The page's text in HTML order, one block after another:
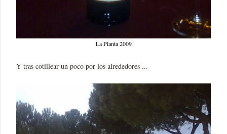
La Planta 2009
Y tras cotillear un poco por los alrededores ...